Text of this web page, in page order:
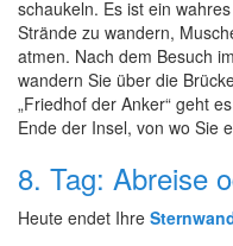
schaukeln. Es ist ein
Strände zu wandern,
atmen. Nach dem Besuch
wandern Sie über die
„Friedhof der Anker“ geht
Ende der Insel, von wo Sie
8. Tag: Abreise
Heute endet Ihre